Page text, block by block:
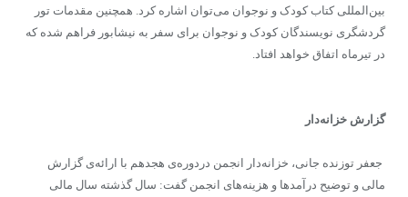
بین‌المللی کتاب کودک و نوجوان می‌توان اشاره کرد. همچنین مقدمات تور
گردشگری نویسندگان کودک و نوجوان برای سفر به نیشابور فراهم شده که
در تیرماه اتفاق خواهد افتاد.
گزارش خزانه‌دار
جعفر توزنده جانی، خزانه‌دار انجمن دردوره‌‌ی هجدهم با ارائه‌ی گزارش
مالی و توضیح درآمدها و هزینه‌های انجمن گفت: سال گذشته سال مالی